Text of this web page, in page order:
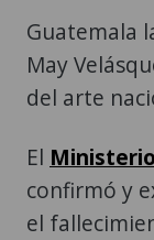
Guatemala
May
del arte
El
confirmó y
el